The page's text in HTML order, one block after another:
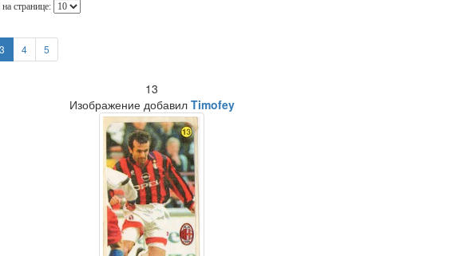
странице:
3 4 5
13
Изображение добавил Timofey